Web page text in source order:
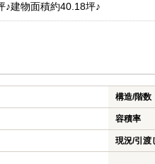
♪建物面積約40.18坪♪
構造/階数
容積率
現況/引渡